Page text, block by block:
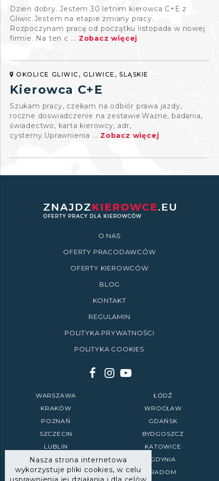
Dzień dobry. Jestem 30 letnim kierowca C+E z
Gliwic.Jestem na etapie zmiany pracy.
Rozpoczynam pracę od początku listopada w nowej
firmie. Na ten c ... Zobacz więcej
OKOLICE GLIWIC, GLIWICE, ŚLĄSKIE
Kierowca C+E
Szukam pracy, czekam na odbiór prawa jazdy,
roczne doswiadczenie na zestawie.Ważne, badania,
świadectwo, karta kierowcy, adr,
cysterny.Uprawnienia ... Zobacz więcej
O NAS
OFERTY PRACODAWCÓW
OFERTY KIEROWCÓW
BLOG
KONTAKT
REGULAMIN
POLITYKA PRYWATNOŚCI
POLITYKA COOKIES
WARSZAWA
ŁÓDŹ
KRAKÓW
WROCŁAW
POZNAŃ
GDAŃSK
SZCZECIN
BYDGOSZCZ
LUBLIN
KATOWICE
BIAŁYSTOK
GDYNIA
CZĘSTOCHOWA
RADOM
Nasza strona internetowa
wykorzystuje pliki cookies, w celu